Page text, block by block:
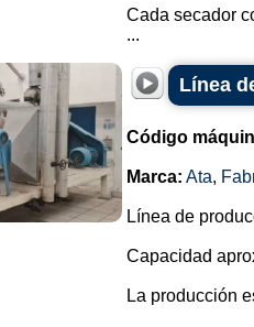
Cada secador
...
Línea
Código
Marca: Ata,
Línea de
Capacidad
La producción